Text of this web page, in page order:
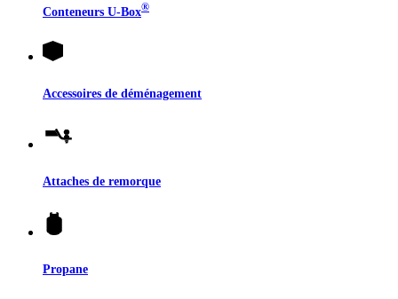
Conteneurs U-Box®
Accessoires de déménagement
Attaches de remorque
Propane